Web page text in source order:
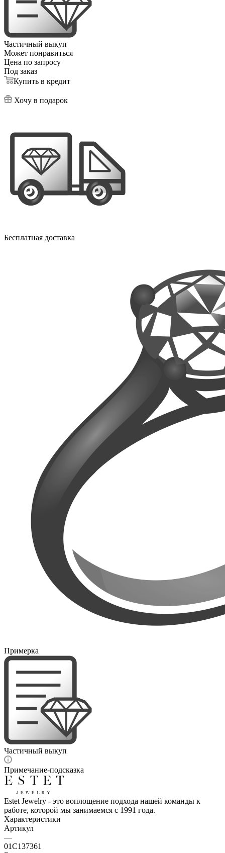
Частичный выкуп
Может понравиться
Цена по запросу
Под заказ
Купить в кредит
Хочу в подарок
Бесплатная доставка
Примерка
Частичный выкуп
Примечание-подсказка
Estet Jewelry - это воплощение подхода нашей команды к
работе, которой мы занимаемся с 1991 года.
Характеристики
Артикул
—
01С137361